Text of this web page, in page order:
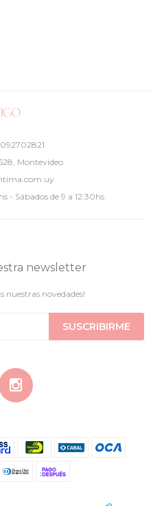
Montevideo
- Sábados de 9 a 12:30hs
newsletter
nuestras novedades!
SUSCRIBIRME
